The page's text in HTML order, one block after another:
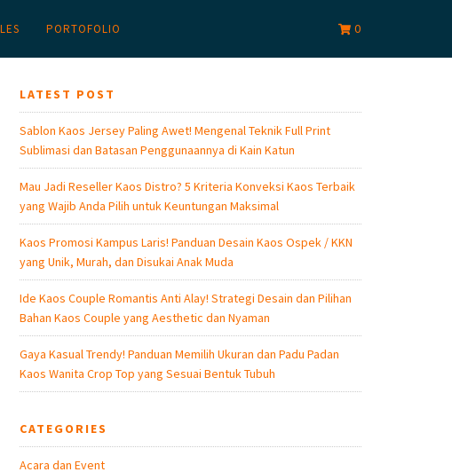
0
PORTOFOLIO
LATEST POST
Sablon Kaos Jersey Paling Awet! Mengenal Teknik Full Print
Sublimasi dan Batasan Penggunaannya di Kain Katun
Mau Jadi Reseller Kaos Distro? 5 Kriteria Konveksi Kaos Terbaik
yang Wajib Anda Pilih untuk Keuntungan Maksimal
Kaos Promosi Kampus Laris! Panduan Desain Kaos Ospek / KKN
yang Unik, Murah, dan Disukai Anak Muda
Ide Kaos Couple Romantis Anti Alay! Strategi Desain dan Pilihan
Bahan Kaos Couple yang Aesthetic dan Nyaman
Gaya Kasual Trendy! Panduan Memilih Ukuran dan Padu Padan
Kaos Wanita Crop Top yang Sesuai Bentuk Tubuh
CATEGORIES
Acara dan Event